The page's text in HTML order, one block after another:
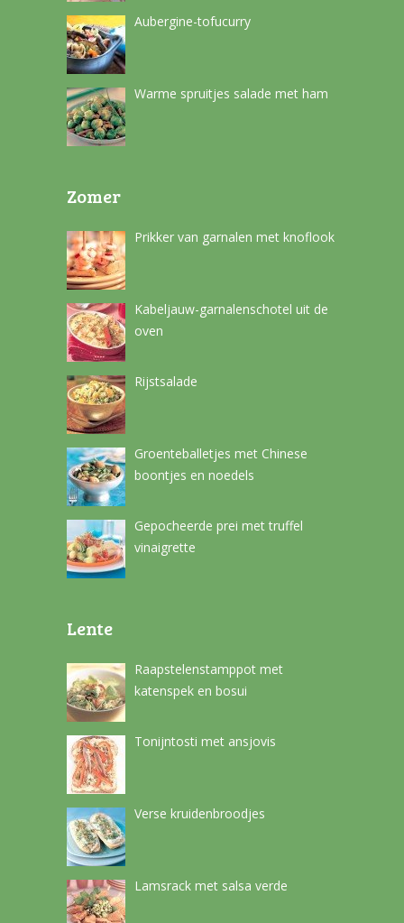
Aubergine-tofucurry
Warme spruitjes salade met ham
Zomer
Prikker van garnalen met knoflook
Kabeljauw-garnalenschotel uit de
oven
Rijstsalade
Groenteballetjes met Chinese
boontjes en noedels
Gepocheerde prei met truffel
vinaigrette
Lente
Raapstelenstamppot met
katenspek en bosui
Tonijntosti met ansjovis
Verse kruidenbroodjes
Lamsrack met salsa verde